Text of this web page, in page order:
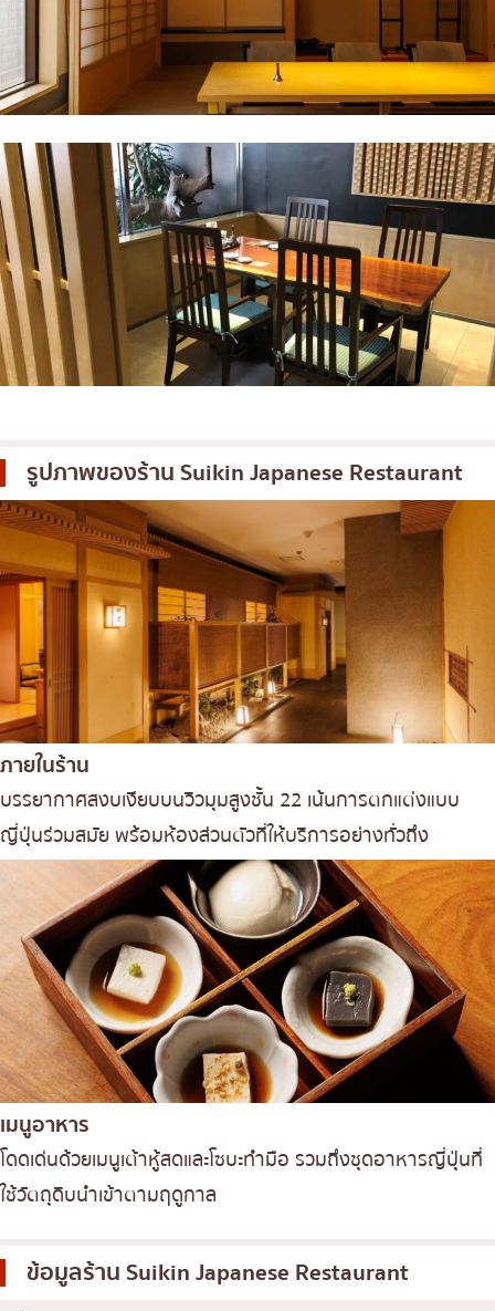
รูปภาพของร้านSuikin Japanese Restaurant
ภายในร้าน
บรรยากาศสงบเงียบบนวิวมุมสูงชั้น 22 เน้นการตกแต่งแบบ
ญี่ปุ่นร่วมสมัย พร้อมห้องส่วนตัวที่ให้บริการอย่างทั่วถึง
เมนูอาหาร
โดดเด่นด้วยเมนูเต้าหู้สดและโซบะทำมือ รวมถึงชุดอาหารญี่ปุ่นที่
ใช้วัตถุดิบนำเข้าตามฤดูกาล
ข้อมูลร้านSuikin Japanese Restaurant